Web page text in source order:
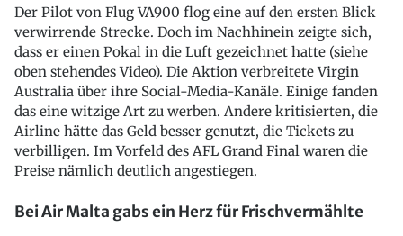
Der Pilot von Flug VA900 flog eine auf den ersten Blick
verwirrende Strecke. Doch im Nachhinein zeigte sich,
dass er einen Pokal in die Luft gezeichnet hatte (siehe
oben stehendes Video). Die Aktion verbreitete Virgin
Australia über ihre Social-Media-Kanäle. Einige fanden
das eine witzige Art zu werben. Andere kritisierten, die
Airline hätte das Geld besser genutzt, die Tickets zu
verbilligen. Im Vorfeld des AFL Grand Final waren die
Preise nämlich deutlich angestiegen.
Bei Air Malta gabs ein Herz für Frischvermählte